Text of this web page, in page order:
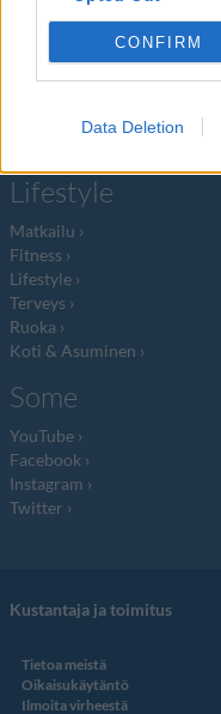
CONFIRM
Data Deletion
Tietoa meistä
Tietosuojalauseke
Lifestyle
Matkailu
Fitness
Lifestyle
Terveys
Ruoka
Koti & Asuminen
Some
YouTube
Facebook
Instagram
Twitter
Kustantaja ja toimitus
Tietoa meistä
Oikaisukäytäntö
Ilmoita virheestä